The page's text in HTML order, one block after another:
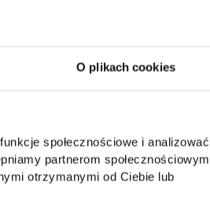
O plikach cookies
społecznościowe i analizować
partnerom
otrzymanymi od Ciebie lub